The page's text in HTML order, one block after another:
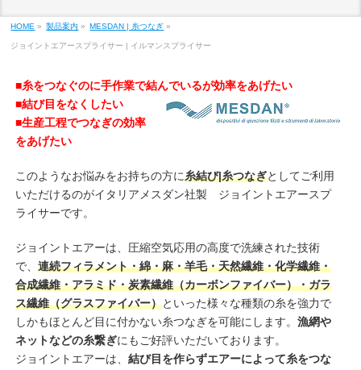
HOME » 製品案内 » MESDAN | 糸つなぎ »
ジョイントエアースプライサー | イルマンスプライサー
■糸をつなぐのに手作業で結んでいるが効率をあげたい
■結び目をなくしたい
■生産工程でつなぎの効率
をあげたい
このようなお悩みをお持ちの方に糸結び|糸つなぎとしてご利用
いただけるのがイタリアメスダン社製 ジョイントエアースプ
ライサーです。
ジョイントエアーは、圧縮空気応用の高度で洗練された技術
で、連続フィラメント・綿・麻・羊毛・天然繊維・化学繊維・
合成繊維・アラミド・炭素繊維（カーボンファイバー）・ガラ
ス繊維（グラスファイバー）といった様々な種類の糸を強力で
しかもほとんど目に付かない糸つなぎを可能にします。漁網や
ネットなどの糸繋ぎにもご好評いただいております。
ジョイントエアーは、結び目を作らずエアーによって糸をつな